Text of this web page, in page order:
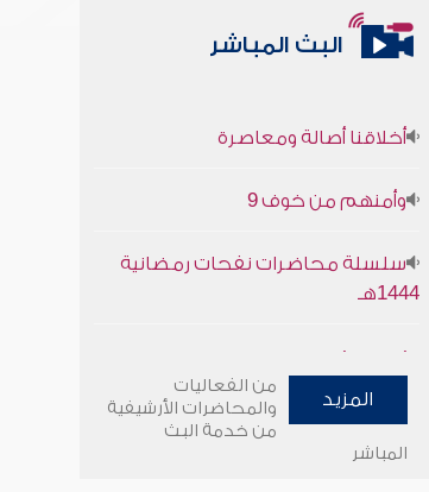
البث المباشر
1444هـ
وأمنهم من خوف 9
المزيد
من الفعاليات
والمحاضرات الأرشيفية
من خدمة البث
المباشر